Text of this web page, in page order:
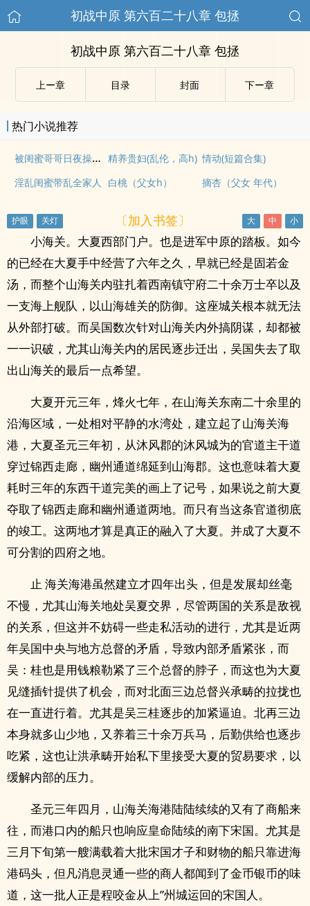
初战中原 第六百二十八章 包拯
初战中原 第六百二十八章 包拯
上ー章 目录 封面 下ー章
热门小说推荐
被闺蜜哥哥日夜操哭（强制 1v1） 精养贵妇(乱伦，高h) 情动(短篇合集)
淫乱闺蜜带乱全家人
白桃（父女h） 摘杏（父女 年代）
〔加入书签〕
小海关。大夏西部门户。也是进军中原的踏板。如今
的已经在大夏手中经营了六年之久，早就已经是固若金
汤，而整个山海关内驻扎着西南镇守府二十余万士卒以及
一支海上舰队，以山海雄关的防御。这座城关根本就无法
从外部打破。而吴国数次针对山海关内外搞阴谋，却都被
一一识破，尤其山海关内的居民逐步迁出，吴国失去了取
出山海关的最后一点希望。
大夏开元三年，烽火七年，在山海关东南二十余里的
沿海区域，一处相对平静的水湾处，建立起了山海关海
港，大夏圣元三年初，从沐风郡的沐风城为的官道主干道
穿过锦西走廊，幽州通道绵延到山海郡。这也意味着大夏
耗时三年的东西干道完美的画上了记号，如果说之前大夏
夺取了锦西走廊和幽州通道两地。而只有当这条官道彻底
的竣工。这两地才算是真正的融入了大夏。并成了大夏不
可分割的四府之地。
止 海关海港虽然建立才四年出头，但是发展却丝毫
不慢，尤其山海关地处吴夏交界，尽管两国的关系是敌视
的关系，但这并不妨碍一些走私活动的进行，尤其是近两
年吴国中央与地方总督的矛盾，导致内部矛盾紧张，而
吴：桂也是用钱粮勒紧了三个总督的脖子，而这也为大夏
见缝插针提供了机会，而对北面三边总督兴承畴的拉拢也
在一直进行着。尤其是吴三桂逐步的加紧逼迫。北再三边
本身就多山少地，又养着三十余万兵马，后勤供给也逐步
吃紧，这也让洪承畴开始私下里接受大夏的贸易要求，以
缓解内部的压力。
圣元三年四月，山海关海港陆陆续续的又有了商船来
往，而港口内的船只也响应皇命陆续的南下宋国。尤其是
三月下旬第一艘满载着大批宋国才子和财物的船只靠进海
港码头，但凡消息灵通一些的商人都闻到了金币银币的味
道，这一批人正是程咬金从上”州城运回的宋国人。